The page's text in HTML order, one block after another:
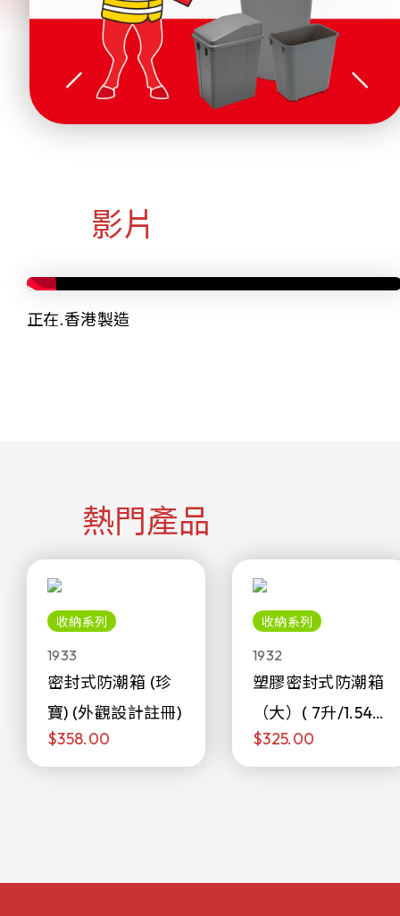
影片
正在.香港製造
熱門產品
收納系列
1933
密封式防潮箱 (珍
寶) (外觀設計註冊)
$358.00
收納系列
1932
塑膠密封式防潮箱
（大）( 7升/1.54加
侖)
$325.00